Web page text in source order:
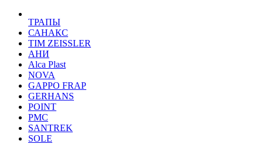
ТРАПЫ
САНАКС
TIM ZEISSLER
АНИ
Alca Plast
NOVA
GAPPO FRAP
GERHANS
POINT
РМС
SANTREK
SOLE